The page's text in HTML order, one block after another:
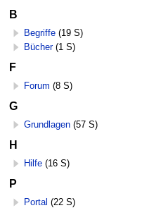
B
Begriffe (19 S)
Bücher (1 S)
F
Forum (8 S)
G
Grundlagen (57 S)
H
Hilfe (16 S)
P
Portal (22 S)